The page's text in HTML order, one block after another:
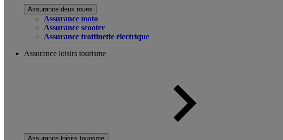
Assurance deux roues
Assurance moto
Assurance scooter
Assurance trottinette électrique
Assurance loisirs tourisme
Assurance loisirs tourisme